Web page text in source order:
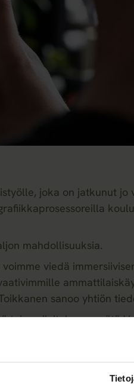
joka on jatkunut jo
mahdollisuuksia.
viedä
sanoo yhtiön
tulee sijoituksen myötä
kertoi myös muun